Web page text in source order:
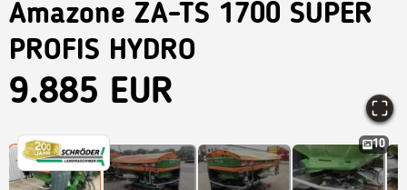
Amazone ZA-TS 1700 SUPER
PROFIS HYDRO
9.885 EUR
10